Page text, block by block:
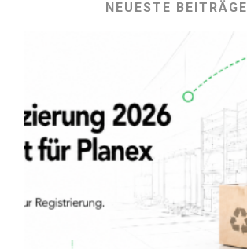
NEUESTE BEITRÄGE